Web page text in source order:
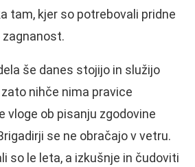
tam, kjer so potrebovali pridne
še danes stojijo in služijo
nihče nima pravice
vloge ob pisanju zgodovine
se ne obračajo v vetru.
so le leta, a izkušnje in čudoviti